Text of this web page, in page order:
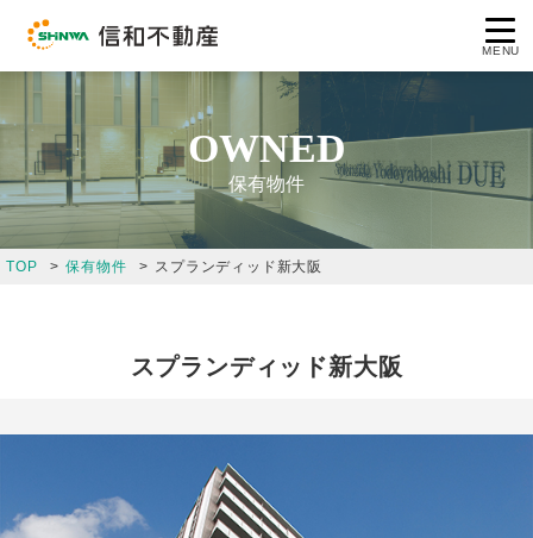
MENU
コンセプト
企業情報
保有物件
採用情報
OWNED
保有物件
TOP 保有物件 スプランディッド新大阪
スプランディッド新大阪